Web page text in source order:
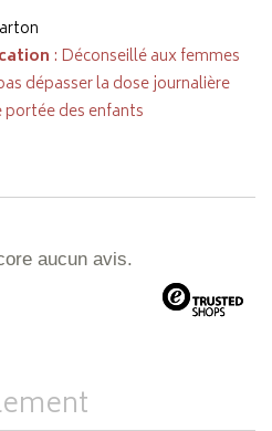
: Déconseillé aux femmes
dépasser la dose journalière
des enfants
aucun avis.